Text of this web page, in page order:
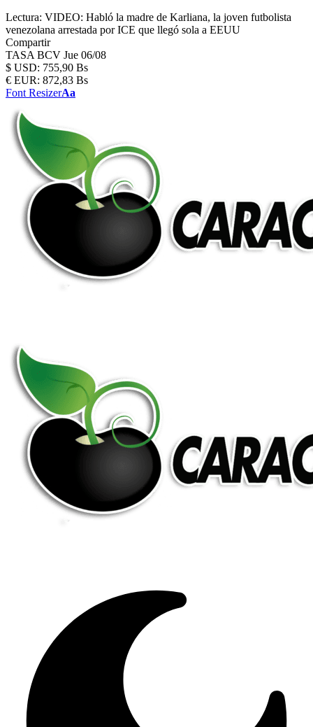
Lectura: VIDEO: Habló la madre de Karliana, la joven futbolista
venezolana arrestada por ICE que llegó sola a EEUU
Compartir
TASA BCV Jue 06/08
$ USD: 755,90 Bs
€ EUR: 872,83 Bs
Font ResizerAa